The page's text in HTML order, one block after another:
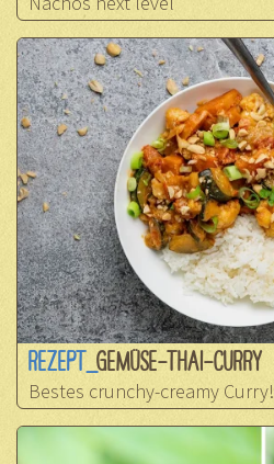
REZEPT_ GEMÜSE-THAI-CURRY
Bestes crunchy-creamy Curry!